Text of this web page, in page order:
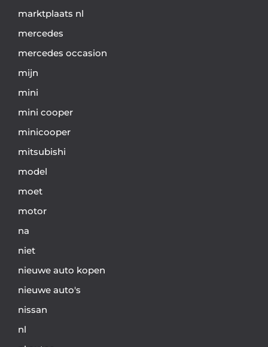
marktplaats nl
mercedes
mercedes occasion
mijn
mini
mini cooper
minicooper
mitsubishi
model
moet
motor
na
niet
nieuwe auto kopen
nieuwe auto's
nissan
nl